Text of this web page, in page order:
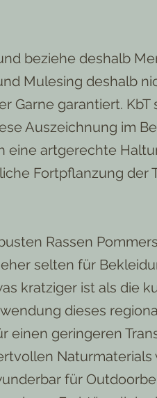
beziehe deshalb
Mulesing deshalb
Garne garantiert.
Auszeichnung im
eine artgerechte
Fortpflanzung der
Rassen
selten für
kratziger ist als die
dieses
geringeren
für